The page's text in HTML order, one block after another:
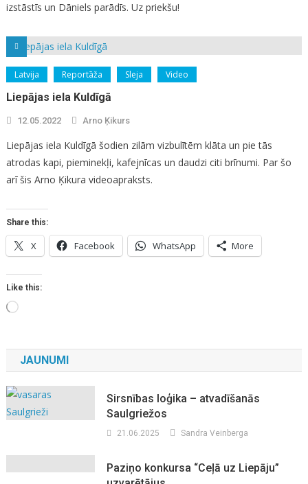
izstāstīs un Dāniels parādīs. Uz priekšu!
Latvija Reportāža Sleja Video
Liepājas iela Kuldīgā
12.05.2022 Arno Ķikurs
Liepājas iela Kuldīgā šodien zilām vizbulītēm klāta un pie tās
atrodas kapi, pieminekļi, kafejnīcas un daudzi citi brīnumi. Par šo
arī šis Arno Ķikura videoapraksts.
Share this:
X Facebook WhatsApp More
Like this:
Loading…
JAUNUMI
Sirsnības loģika – atvadīšanās
Saulgriežos
21.06.2025 Sandra Veinberga
Paziņo konkursa “Ceļā uz Liepāju”